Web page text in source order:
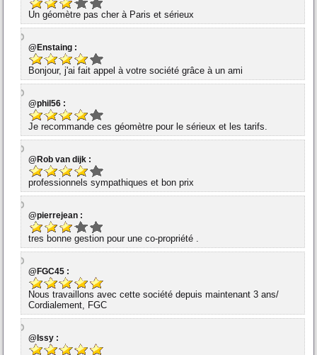
Un géomètre pas cher à Paris et sérieux
@Enstaing :
Bonjour, j'ai fait appel à votre société grâce à un ami
@phil56 :
Je recommande ces géomètre pour le sérieux et les tarifs.
@Rob van dijk :
professionnels sympathiques et bon prix
@pierrejean :
tres bonne gestion pour une co-propriété .
@FGC45 :
Nous travaillons avec cette société depuis maintenant 3 ans/
Cordialement, FGC
@Issy :